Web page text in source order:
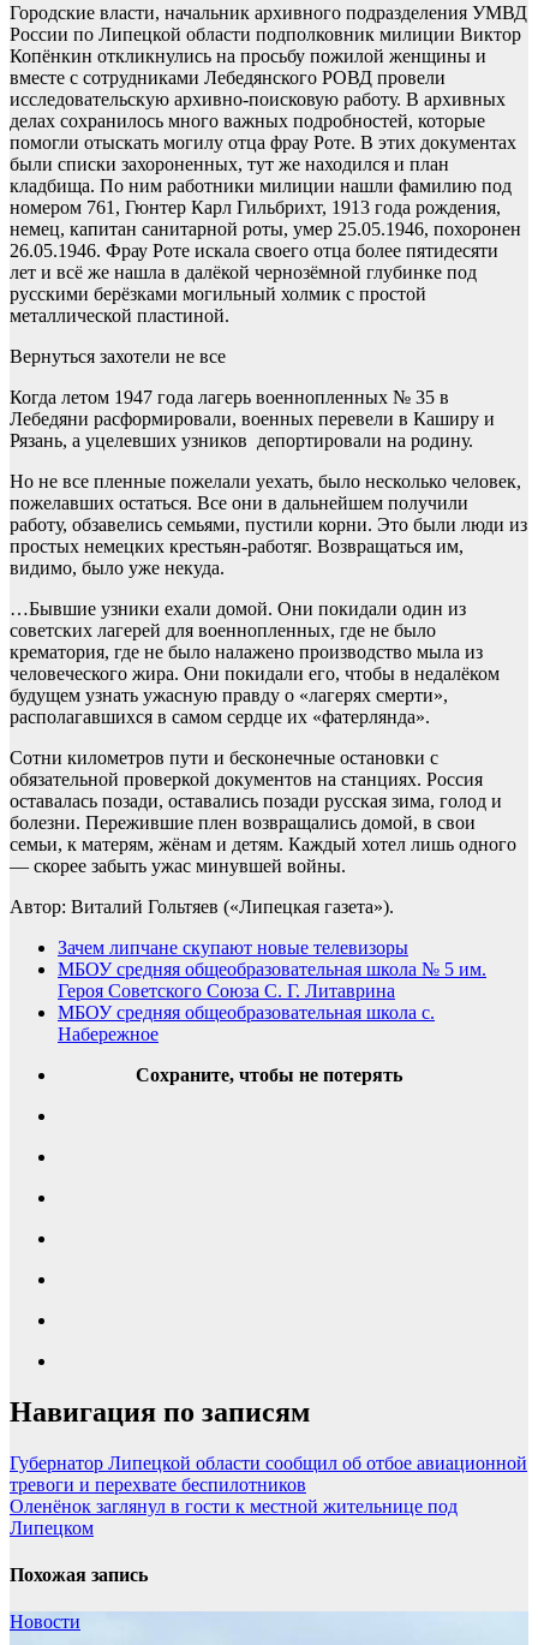
Городские власти, начальник архивного подразделения УМВД
России по Липецкой области подполковник милиции Виктор
Копёнкин откликнулись на просьбу пожилой женщины и
вместе с сотрудниками Лебедянского РОВД провели
исследовательскую архивно-по­исковую работу. В архивных
делах сохранилось много важных подробностей, которые
помогли отыскать могилу отца фрау Роте. В этих документах
были списки захороненных, тут же находился и план
кладбища. По ним работники милиции нашли фамилию под
номером 761, Гюнтер Карл Гильбрихт, 1913 года рождения,
немец, капитан санитарной роты, умер 25.05.1946, похоронен
26.05.1946. Фрау Роте искала своего отца более пятидесяти
лет и всё же нашла в далёкой чернозёмной глубинке под
русскими берёзками могильный холмик с простой
металлической пластиной.
Вернуться захотели не все
Когда летом 1947 года лагерь военнопленных № 35 в
Лебедяни расформировали, военных перевели в Каширу и
Рязань, а уцелевших узников депортировали на родину.
Но не все пленные пожелали уехать, было несколько человек,
пожелавших остаться. Все они в дальнейшем получили
работу, обзавелись семьями, пустили корни. Это были люди из
простых немецких крестьян-работяг. Возвращаться им,
видимо, было уже некуда.
…Бывшие узники ехали домой. Они покидали один из
советских лагерей для военнопленных, где не было
крематория, где не было налажено производство мыла из
человеческого жира. Они покидали его, чтобы в недалёком
будущем узнать ужасную правду о «лагерях смерти»,
располагавшихся в самом сердце их «фатерлянда».
Сотни километров пути и бесконечные остановки с
обязательной проверкой документов на станциях. Россия
оставалась позади, оставались позади русская зима, голод и
болезни. Пережившие плен возвращались домой, в свои
семьи, к матерям, жёнам и детям. Каждый хотел лишь одного
— скорее забыть ужас минувшей войны.
Автор: Виталий Гольтяев («Липецкая газета»).
Зачем липчане скупают новые телевизоры
МБОУ средняя общеобразовательная школа № 5 им.
Героя Советского Союза С. Г. Литаврина
МБОУ средняя общеобразовательная школа с.
Набережное
Сохраните, чтобы не потерять
Навигация по записям
Губернатор Липецкой области сообщил об отбое авиационной
тревоги и перехвате беспилотников
Оленёнок заглянул в гости к местной жительнице под
Липецком
Похожая запись
Новости